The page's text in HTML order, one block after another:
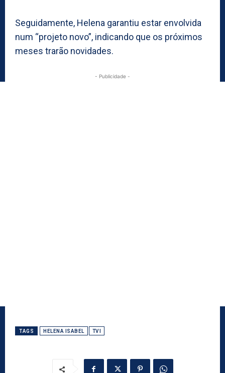
Seguidamente, Helena garantiu estar envolvida
num “projeto novo”, indicando que os próximos
meses trarão novidades.
- Publicidade -
TAGS HELENA ISABEL TVI